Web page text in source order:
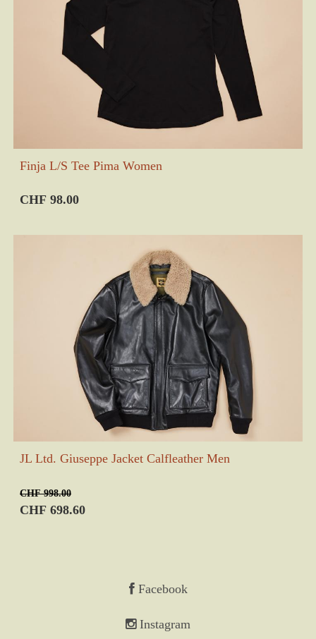
Finja L/S Tee Pima Women
CHF 98.00
JL Ltd. Giuseppe Jacket Calfleather Men
CHF 998.00
CHF 698.60
Facebook
Instagram